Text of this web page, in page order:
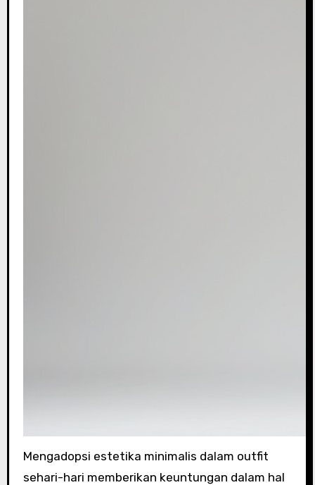
Mengadopsi estetika minimalis dalam outfit
sehari-hari memberikan keuntungan dalam hal